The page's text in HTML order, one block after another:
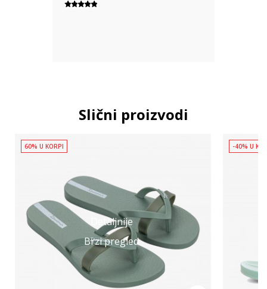
Slični proizvodi
Detaljnije
Brzi pregled
60% U KORPI -40% U